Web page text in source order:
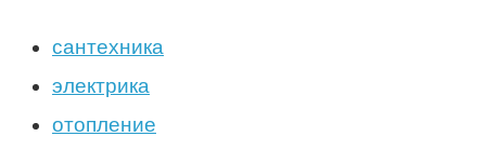
сантехника
электрика
отопление